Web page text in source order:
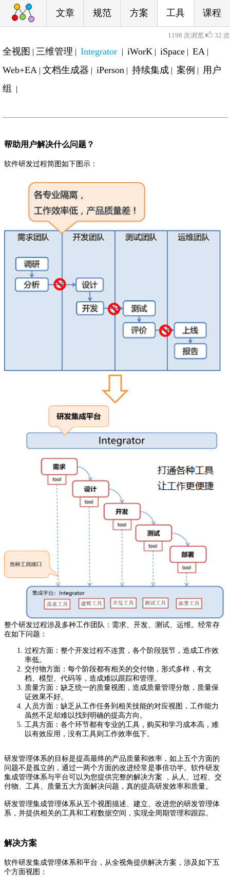
文章 规范 方案 工具 课程
1198 次浏览 32 次
全视图 | 三维管理 | Integrator | iWorK | iSpace | EA |
Web+EA | 文档生成器 | iPerson | 持续集成 | 案例 | 用户
组
|
帮助用户解决什么问题？
软件研发过程简图如下图示：
整个研发过程涉及多种工作团队：需求、开发、测试、运维。经常存
在如下问题：
过程方面：整个开发过程不连贯，各个阶段脱节，造成工作效
率低。
交付物方面：每个阶段都有相关的交付物，形式多样，有文
档、模型、代码等，造成难以跟踪和管理。
质量方面：缺乏统一的质量视图，造成质量管理分散，质量保
证效果不好。
人员方面：缺乏从工作任务到相关技能的对应视图，工作能力
虽然不足却难以找到明确的提高方向。
工具方面：各个环节都有专业的工具，购买和学习成本高，难
以有效应用，没有工具则工作效率低下。
研发管理体系的目标是提高最终的产品质量和效率，如上五个方面的
问题不是孤立的，通过一两个方面的改进经常是事倍功半。软件研发
集成管理体系与平台可以为您提供完整的解决方案 ，从人、过程、交
付物、工具、质量五大方面解决问题，真的提高研发效率和质量。
研发管理集成管理体系从五个视图描述、建立、改进您的研发管理体
系，并提供相关的工具和工程数据空间，实现全周期管理和跟踪。
解决方案
软件研发集成管理体系和平台，从全视角提供解决方案，涉及如下五
个方面视图：